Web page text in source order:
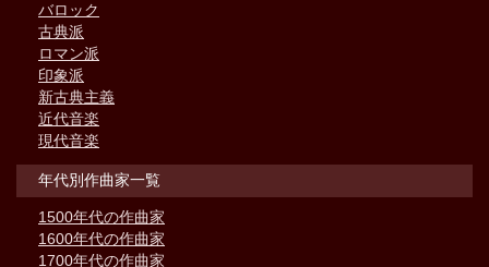
バロック
古典派
ロマン派
印象派
新古典主義
近代音楽
現代音楽
年代別作曲家一覧
1500年代の作曲家
1600年代の作曲家
1700年代の作曲家